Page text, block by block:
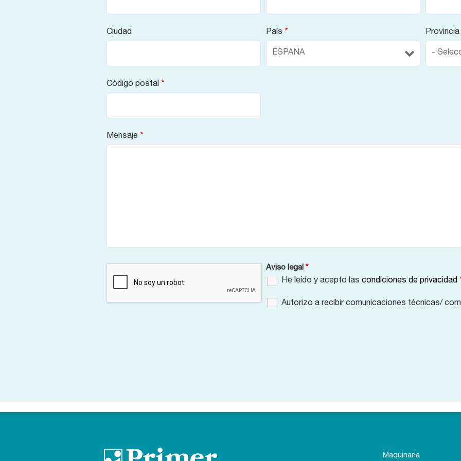
Ciudad
Código postal *
País *
Mensaje *
Aviso legal*
He leído y acepto lascondiciones de privacidad
Autorizo a recibir comunicaciones técnicas/
Maquinaria